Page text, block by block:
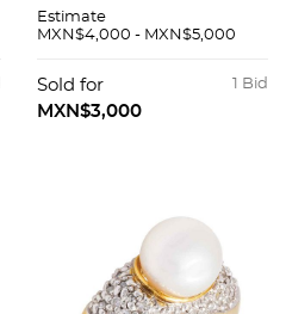
AMARILLO DE 18K
Estimate
MXN$4,000 - MXN$5,000
1 Bid
Sold for
MXN$3,000